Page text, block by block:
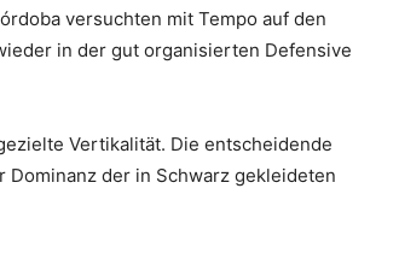
versuchten mit Tempo auf den
in der gut organisierten Defensive
Vertikalität. Die entscheidende
Dominanz der in Schwarz gekleideten